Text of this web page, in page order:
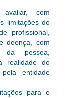
com
limitações do
profissional,
doença, com
pessoa,
realidade do
entidade
para o